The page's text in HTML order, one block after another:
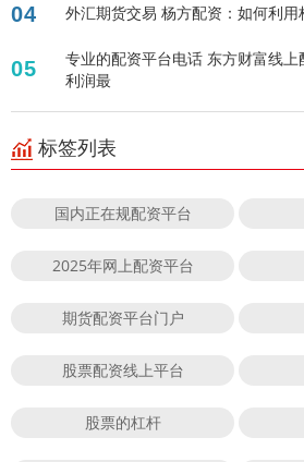
04 外汇期货交易 杨方配资：如何利用
05
专业的配资平台电话 东方财富线
利润最
标签列表
国内正在规配资平台
2025年网上配资平台
期货配资平台门户
股票配资线上平台
股票的杠杆